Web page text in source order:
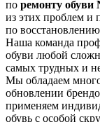
по ремонту обуви
из этих проблем и
по
Наша команда
обуви любой
самых трудных и
Мы обладаем
обновлении
применяем
обувь с особой